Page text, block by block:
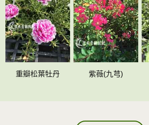
重瓣松葉牡丹 紫薇(九芎)